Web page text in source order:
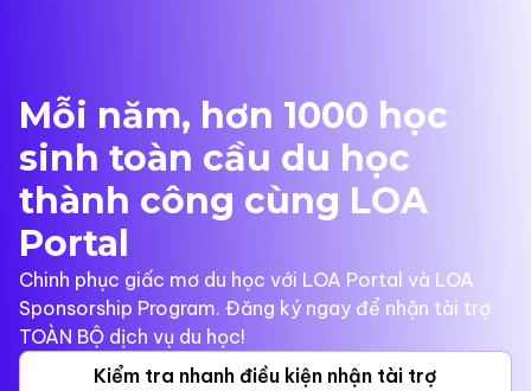
Mỗi năm, hơn 1000 học
sinh toàn cầu du học
thành công cùng LOA
Portal
Chinh phục giấc mơ du học với LOA Portal và LOA
Sponsorship Program. Đăng ký ngay để nhận tài trợ
TOÀN BỘ dịch vụ du học!
Kiểm tra nhanh điều kiện nhận tài trợ